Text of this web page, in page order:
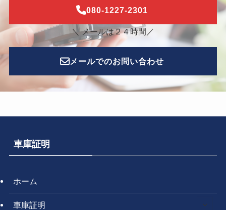
080-1227-2301
＼ メールは２４時間／
メールでのお問い合わせ
車庫証明
ホーム
車庫証明